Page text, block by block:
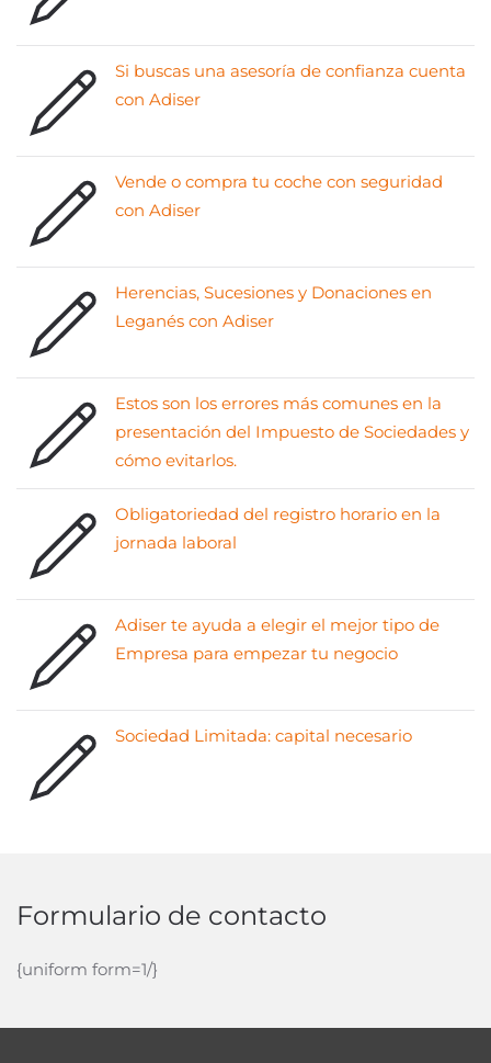
Si buscas una asesoría de confianza cuenta
con Adiser
Vende o compra tu coche con seguridad
con Adiser
Herencias, Sucesiones y Donaciones en
Leganés con Adiser
Estos son los errores más comunes en la
presentación del Impuesto de Sociedades y
cómo evitarlos.
Obligatoriedad del registro horario en la
jornada laboral
Adiser te ayuda a elegir el mejor tipo de
Empresa para empezar tu negocio
Sociedad Limitada: capital necesario
Formulario de contacto
{uniform form=1/}